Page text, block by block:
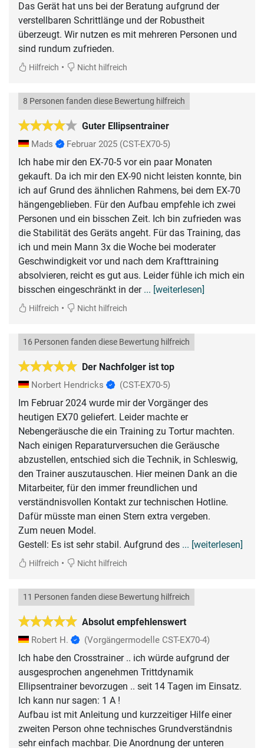
Das Gerät hat uns bei der Beratung aufgrund der
verstellbaren Schrittlänge und der Robustheit
überzeugt. Wir nutzen es mit mehreren Personen und
sind rundum zufrieden.
Hilfreich • Nicht hilfreich
Guter Ellipsentrainer
8 Personen fanden diese Bewertung hilfreich
Mads Februar 2025 (CST-EX70-5)
Ich habe mir den EX-70-5 vor ein paar Monaten
gekauft. Da ich mir den EX-90 nicht leisten konnte, bin
ich auf Grund des ähnlichen Rahmens, bei dem EX-70
hängengeblieben. Für den Aufbau empfehle ich zwei
Personen und ein bisschen Zeit. Ich bin zufrieden was
die Stabilität des Geräts angeht. Für das Training, das
ich und mein Mann 3x die Woche bei moderater
Geschwindigkeit vor und nach dem Krafttraining
absolvieren, reicht es gut aus. Leider fühle ich mich ein
bisschen eingeschränkt in der ... [weiterlesen]
Hilfreich • Nicht hilfreich
Der Nachfolger ist top
16 Personen fanden diese Bewertung hilfreich
Norbert Hendricks (CST-EX70-5)
Im Februar 2024 wurde mir der Vorgänger des
heutigen EX70 geliefert. Leider machte er
Nebengeräusche die ein Training zu Tortur machten.
Nach einigen Reparaturversuchen die Geräusche
abzustellen, entschied sich die Technik, in Schleswig,
den Trainer auszutauschen. Hier meinen Dank an die
Mitarbeiter, für den immer freundlichen und
verständnisvollen Kontakt zur technischen Hotline.
Dafür müsste man einen Stern extra vergeben.
Zum neuen Model.
Gestell: Es ist sehr stabil. Aufgrund des ... [weiterlesen]
Hilfreich • Nicht hilfreich
Absolut empfehlenswert
11 Personen fanden diese Bewertung hilfreich
Robert H. (Vorgängermodelle CST-EX70-4)
Ich habe den Crosstrainer .. ich würde aufgrund der
ausgesprochen angenehmen Trittdynamik
Ellipsentrainer bevorzugen .. seit 14 Tagen im Einsatz.
Ich kann nur sagen: 1 A !
Aufbau ist mit Anleitung und kurzzeitiger Hilfe einer
zweiten Person ohne technisches Grundverständnis
sehr einfach machbar. Die Anordnung der unteren